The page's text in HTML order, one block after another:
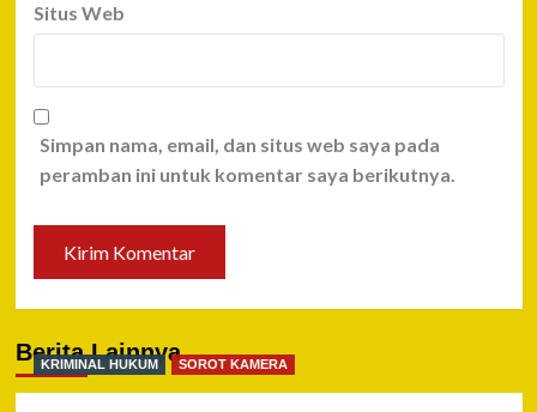
Situs Web
Simpan nama, email, dan situs web saya pada
peramban ini untuk komentar saya berikutnya.
Berita Lainnya
KRIMINAL HUKUM SOROT KAMERA